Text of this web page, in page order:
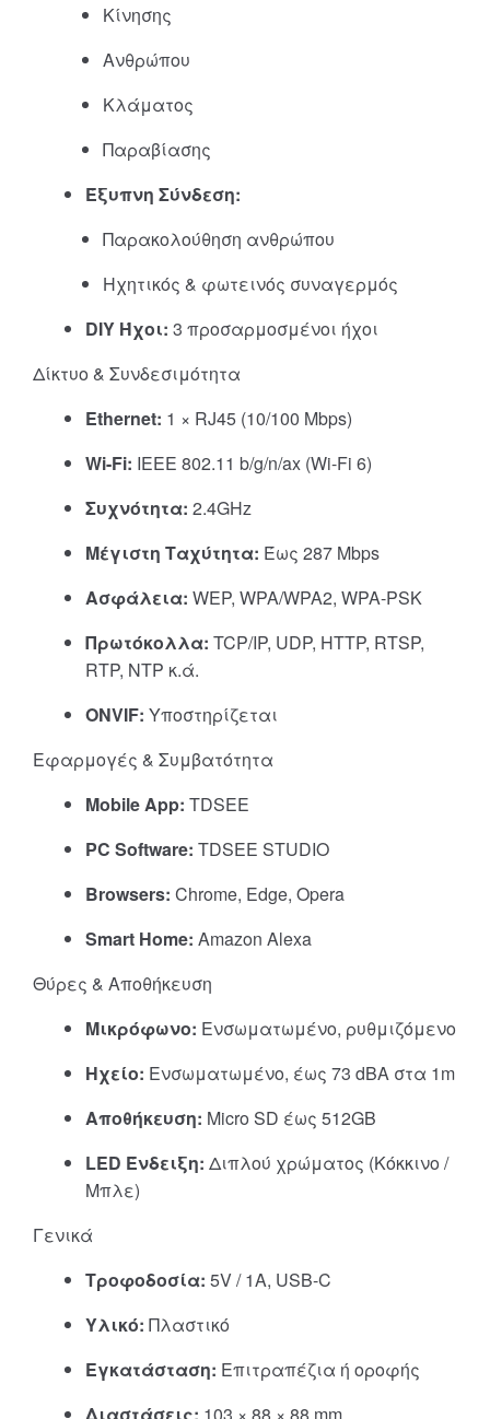
Κίνησης
Ανθρώπου
Κλάματος
Παραβίασης
Έξυπνη Σύνδεση:
Παρακολούθηση ανθρώπου
Ηχητικός & φωτεινός συναγερμός
DIY Ήχοι: 3 προσαρμοσμένοι ήχοι
Δίκτυο & Συνδεσιμότητα
Ethernet: 1 × RJ45 (10/100 Mbps)
Wi-Fi: IEEE 802.11 b/g/n/ax (Wi-Fi 6)
Συχνότητα: 2.4GHz
Μέγιστη Ταχύτητα: Έως 287 Mbps
Ασφάλεια: WEP, WPA/WPA2, WPA-PSK
Πρωτόκολλα: TCP/IP, UDP, HTTP, RTSP,
RTP, NTP κ.ά.
ONVIF: Υποστηρίζεται
Εφαρμογές & Συμβατότητα
Mobile App: TDSEE
PC Software: TDSEE STUDIO
Browsers: Chrome, Edge, Opera
Smart Home: Amazon Alexa
Θύρες & Αποθήκευση
Μικρόφωνο: Ενσωματωμένο, ρυθμιζόμενο
Ηχείο: Ενσωματωμένο, έως 73 dBA στα 1m
Αποθήκευση: Micro SD έως 512GB
LED Ένδειξη: Διπλού χρώματος (Κόκκινο /
Μπλε)
Γενικά
Τροφοδοσία: 5V / 1A, USB-C
Υλικό: Πλαστικό
Εγκατάσταση: Επιτραπέζια ή οροφής
Διαστάσεις: 103 × 88 × 88 mm